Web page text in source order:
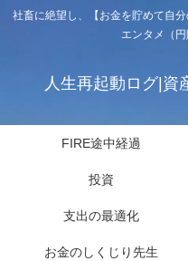
社畜に絶望し、【お金を貯めて自
エンタメ（
人生再起動ログ|資
FIRE途中経過
投資
支出の最適化
お金のしくじり先生